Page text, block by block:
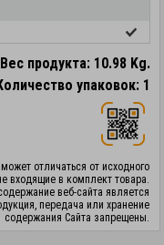
Вес продукта: 10.98 Kg.
упаковок: 1
отличаться от исходного
входящие в комплект товара.
веб-сайта является
передача или хранение
содержания Сайта запрещены.